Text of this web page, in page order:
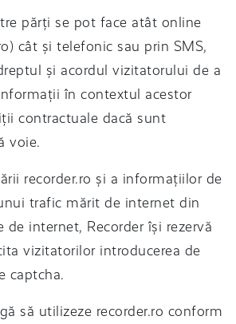
părți se pot face atât online
) cât și telefonic sau prin SMS,
și acordul vizitatorului de a
în contextul acestor
contractuale dacă sunt
voie.
recorder.ro și a informațiilor de
trafic mărit de internet din
de internet, Recorder își rezervă
vizitatorilor introducerea de
captcha.
să utilizeze recorder.ro conform